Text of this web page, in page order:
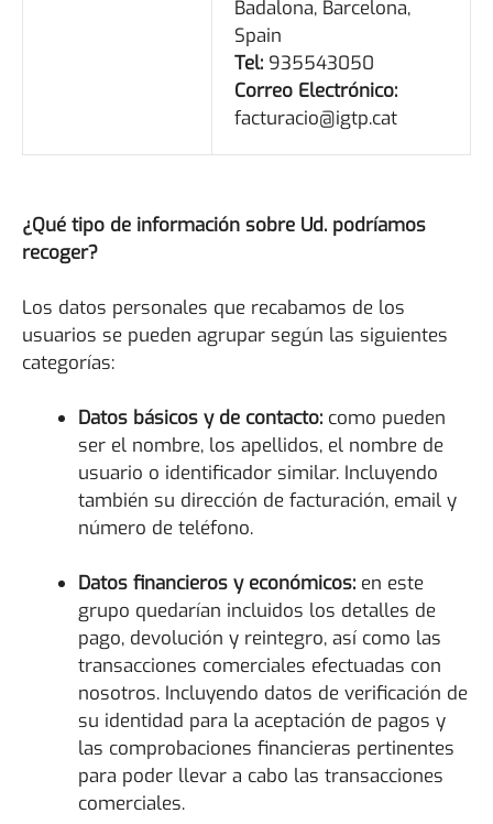
Badalona, Barcelona,
Spain
Tel: 935543050
Correo Electrónico:
facturacio@igtp.cat
¿Qué tipo de información sobre Ud. podríamos
recoger?
Los datos personales que recabamos de los
usuarios se pueden agrupar según las siguientes
categorías:
Datos básicos y de contacto: como pueden
ser el nombre, los apellidos, el nombre de
usuario o identificador similar. Incluyendo
también su dirección de facturación, email y
número de teléfono.
Datos financieros y económicos: en este
grupo quedarían incluidos los detalles de
pago, devolución y reintegro, así como las
transacciones comerciales efectuadas con
nosotros. Incluyendo datos de verificación de
su identidad para la aceptación de pagos y
las comprobaciones financieras pertinentes
para poder llevar a cabo las transacciones
comerciales.